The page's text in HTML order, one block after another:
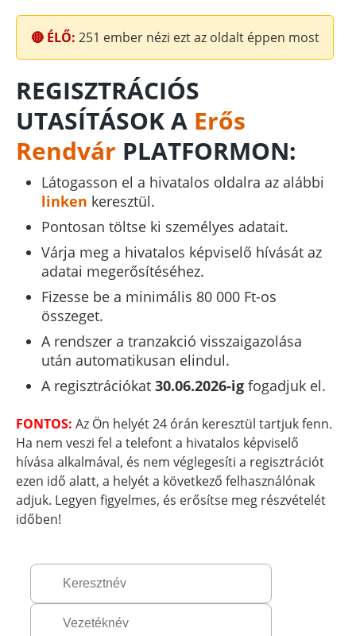
🔴 ÉLŐ: 251 ember nézi ezt az oldalt éppen most
REGISZTRÁCIÓS
UTASÍTÁSOK A Erős
Rendvár PLATFORMON:
Látogasson el a hivatalos oldalra az alábbi
linken keresztül.
Pontosan töltse ki személyes adatait.
Várja meg a hivatalos képviselő hívását az
adatai megerősítéséhez.
Fizesse be a minimális 80 000 Ft-os
összeget.
A rendszer a tranzakció visszaigazolása
után automatikusan elindul.
A regisztrációkat30.06.2026-igfogadjuk el.
FONTOS: Az Ön helyét 24 órán keresztül tartjuk fenn.
Ha nem veszi fel a telefont a hivatalos képviselő
hívása alkalmával, és nem véglegesíti a regisztrációt
ezen idő alatt, a helyét a következő felhasználónak
adjuk. Legyen figyelmes, és erősítse meg részvételét
időben!